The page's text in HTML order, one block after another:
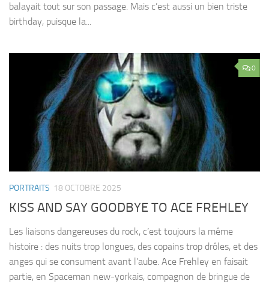
balayait tout sur son passage. Mais c’est aussi un bien triste
birthday, puisque la...
0
PORTRAITS 18 OCTOBRE 2025
KISS AND SAY GOODBYE TO ACE FREHLEY
Les liaisons dangereuses du rock, c’est toujours la même
histoire : des nuits trop longues, des copains trop drôles, et des
anges qui se consument avant l’aube. Ace Frehley en faisait
partie, en Spaceman new-yorkais, compagnon de bringue de